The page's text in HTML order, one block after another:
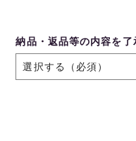
納品・返品等の内容を了